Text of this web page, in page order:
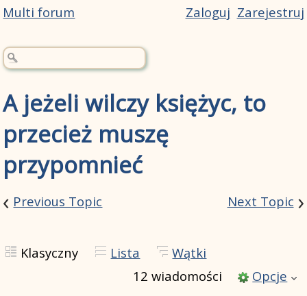
Multi forum Zaloguj Zarejestruj
A jeżeli wilczy księżyc, to
przecież muszę
przypomnieć
‹ Previous Topic Next Topic ›
Klasyczny Lista
Wątki
12 wiadomości
Opcje